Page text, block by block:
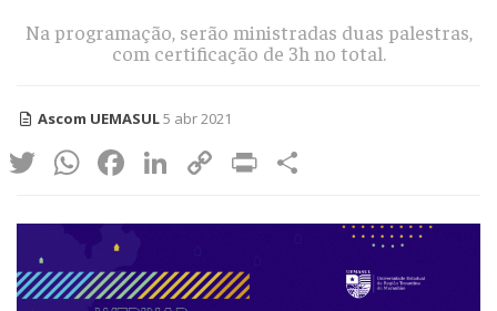
Na programação, serão ministradas duas palestras,
com certificação de 3h no total.
Ascom UEMASUL5 abr 2021
Twitter
WhatsApp
Facebook
LinkedIn
CopyPrint